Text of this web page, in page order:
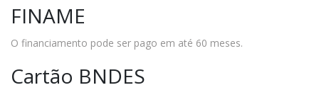
FINAME
O financiamento pode ser pago em até 60 meses.
Cartão BNDES